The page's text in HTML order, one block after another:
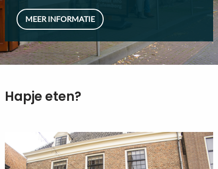
MEER INFORMATIE
Hapje eten?